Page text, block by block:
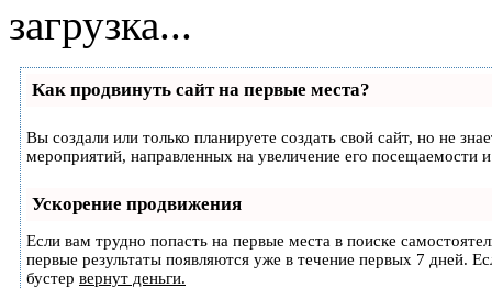
загрузка...
Как продвинуть сайт на первые места?
Вы создали или только планируете создать свой сайт, но не
мероприятий, направленных на увеличение его посещаемости
Ускорение продвижения
Если вам трудно попасть на первые места в поиске
первые результаты появляются уже в течение первых 7 дней.
бустер вернут деньги.